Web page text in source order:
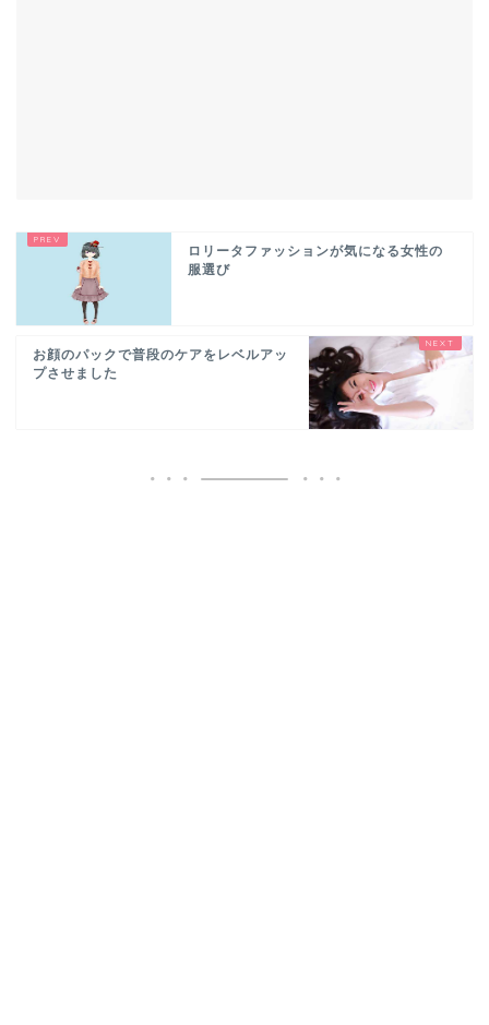
ロリータファッションが気になる女性の
服選び
お顔のパックで普段のケアをレベルアッ
プさせました